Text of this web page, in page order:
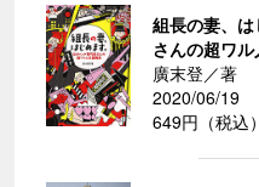
組長の妻、
さんの超ワ
廣末登／著
2020/06/19
649円（税込）